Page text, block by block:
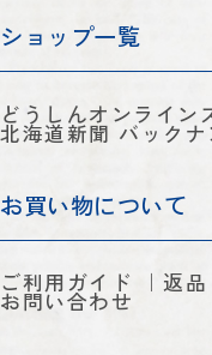
ショップ一覧
どうしんオンライン
北海道新聞 バックナ
お買い物について
ご利用ガイド 返
お問い合わせ